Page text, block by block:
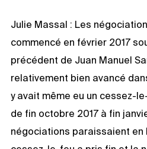
Julie Massal : Les
commencé en février 2017
précédent de Juan Manuel
relativement bien avancé
y avait même eu un cessez-
de fin octobre 2017 à fin
négociations paraissaient en